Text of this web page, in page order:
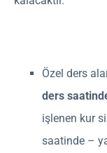
Özel ders
ders
işlenen kur
saatinde –